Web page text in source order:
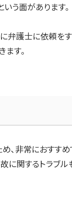
う面があります。
弁護士に依頼を
す。
、非常におすすめ
に関するトラブル